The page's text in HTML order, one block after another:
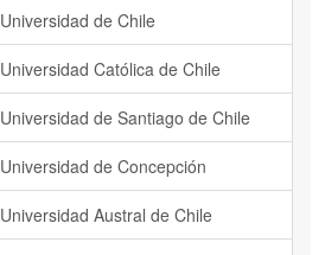
Universidad de Chile
Universidad Católica de Chile
Universidad de Santiago de Chile
Universidad de Concepción
Universidad Austral de Chile